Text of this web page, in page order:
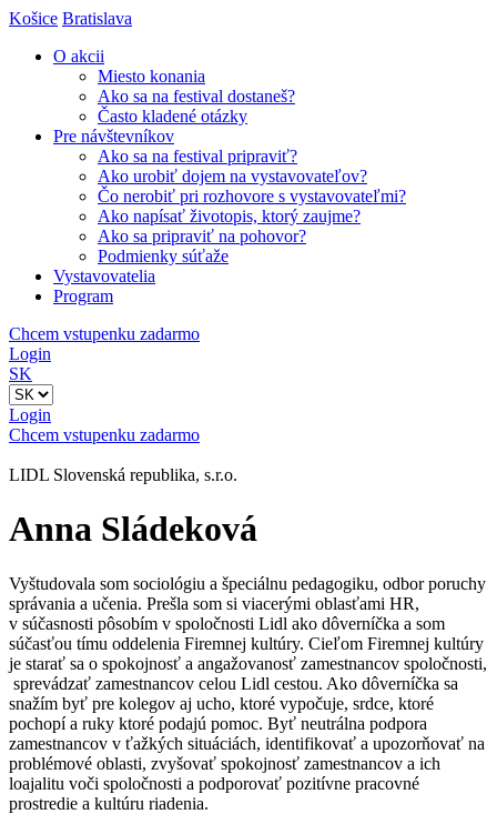
Košice Bratislava
O akcii
Miesto konania
Ako sa na festival dostaneš?
Často kladené otázky
Pre návštevníkov
Ako sa na festival pripraviť?
Ako urobiť dojem na vystavovateľov?
Čo nerobiť pri rozhovore s vystavovateľmi?
Ako napísať životopis, ktorý zaujme?
Ako sa pripraviť na pohovor?
Podmienky súťaže
Vystavovatelia
Program
Chcem vstupenku zadarmo
Login
SK
Login
Chcem vstupenku zadarmo
LIDL Slovenská republika, s.r.o.
Anna Sládeková
Vyštudovala som sociológiu a špeciálnu pedagogiku, odbor poruchy
správania a učenia. Prešla som si viacerými oblasťami HR,
v súčasnosti pôsobím v spoločnosti Lidl ako dôverníčka a som
súčasťou tímu oddelenia Firemnej kultúry. Cieľom Firemnej kultúry
je starať sa o spokojnosť a angažovanosť zamestnancov spoločnosti,
sprevádzať zamestnancov celou Lidl cestou. Ako dôverníčka sa
snažím byť pre kolegov aj ucho, ktoré vypočuje, srdce, ktoré
pochopí a ruky ktoré podajú pomoc. Byť neutrálna podpora
zamestnancov v ťažkých situáciách, identifikovať a upozorňovať na
problémové oblasti, zvyšovať spokojnosť zamestnancov a ich
loajalitu voči spoločnosti a podporovať pozitívne pracovné
prostredie a kultúru riadenia.